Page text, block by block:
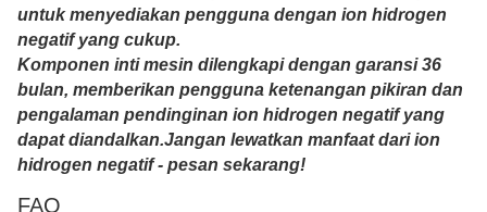
untuk menyediakan pengguna dengan ion hidrogen
negatif yang cukup.
Komponen inti mesin dilengkapi dengan garansi 36
bulan, memberikan pengguna ketenangan pikiran dan
pengalaman pendinginan ion hidrogen negatif yang
dapat diandalkan.Jangan lewatkan manfaat dari ion
hidrogen negatif - pesan sekarang!
FAQ